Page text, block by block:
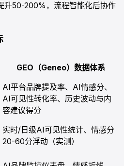
升50-200%，流程智能化后协作
GEO（Geneo）数据体系
AI平台品牌提及率、AI情感分、
AI可见性转化率、历史波动与内
容建议得分
实时/日级AI可见性统计、情感分
20-60分浮动（实测）